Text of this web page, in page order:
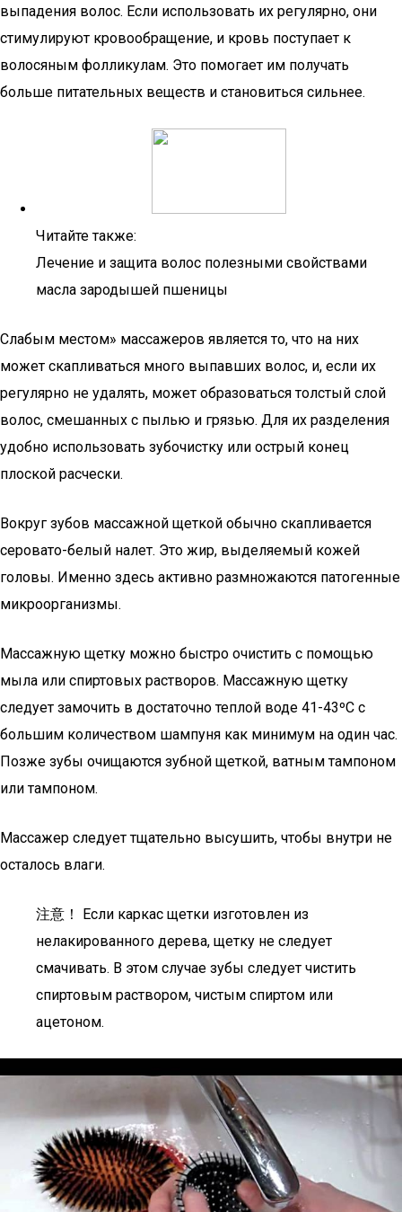
выпадения волос. Если использовать их регулярно, они
стимулируют кровообращение, и кровь поступает к
волосяным фолликулам. Это помогает им получать
больше питательных веществ и становиться сильнее.
Читайте также:
Лечение и защита волос полезными свойствами
масла зародышей пшеницы
Слабым местом» массажеров является то, что на них
может скапливаться много выпавших волос, и, если их
регулярно не удалять, может образоваться толстый слой
волос, смешанных с пылью и грязью. Для их разделения
удобно использовать зубочистку или острый конец
плоской расчески.
Вокруг зубов массажной щеткой обычно скапливается
серовато-белый налет. Это жир, выделяемый кожей
головы. Именно здесь активно размножаются патогенные
микроорганизмы.
Массажную щетку можно быстро очистить с помощью
мыла или спиртовых растворов. Массажную щетку
следует замочить в достаточно теплой воде 41-43ºC с
большим количеством шампуня как минимум на один час.
Позже зубы очищаются зубной щеткой, ватным тампоном
или тампоном.
Массажер следует тщательно высушить, чтобы внутри не
осталось влаги.
注意！ Если каркас щетки изготовлен из
нелакированного дерева, щетку не следует
смачивать. В этом случае зубы следует чистить
спиртовым раствором, чистым спиртом или
ацетоном.